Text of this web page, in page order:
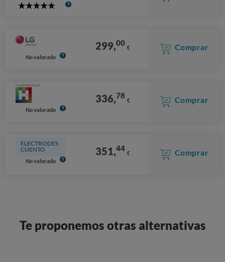
5
No valorado
299,00 € Comprar
No valorado
336,78 € Comprar
ELECTRODES
CUENTO
No valorado
351,44 € Comprar
Te proponemos otras alternativas